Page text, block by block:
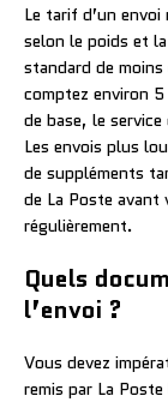
Le tarif d’un envoi
selon le poids et
standard de
comptez environ
de base, le
Les envois plus
de suppléments
de La Poste avant
régulièrement.
Quels
l’envoi ?
Vous devez
remis par La